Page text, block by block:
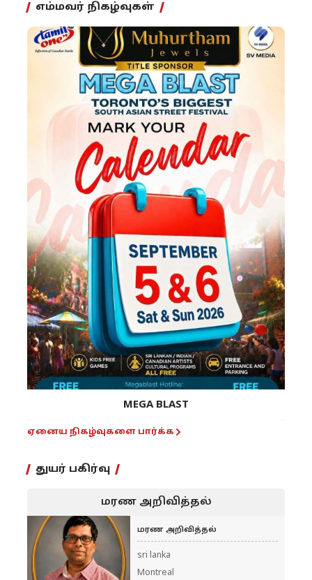
எம்மவர் நிகழ்வுகள்
MEGA BLAST
ஏனைய நிகழ்வுகளை பார்க்க
துயர் பகிர்வு
மரண அறிவித்தல்
மரண அறிவித்தல்
sri lanka
Montreal